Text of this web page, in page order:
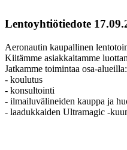
Lentoyhtiötiedote
Aeronautin kaupallinen
Kiitämme asiakkaitamme
Jatkamme toimintaa osa-alueilla:
- koulutus
- konsultointi
- ilmailuvälineiden kauppa ja
- laadukkaiden Ultramagic -